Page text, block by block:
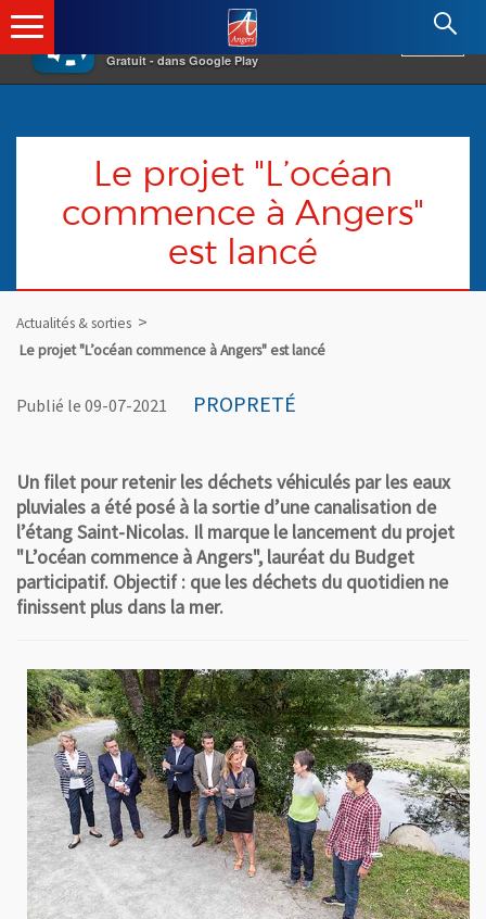
×
Gratuit - dans Google Play
Angers.fr : Retour à l'accueil
Le projet "L’océan
commence à Angers"
est lancé
Actualités & sorties
Le projet "L’océan commence à Angers" est lancé
Publié le 09-07-2021 PROPRETÉ
Un filet pour retenir les déchets véhiculés par les eaux
pluviales a été posé à la sortie d’une canalisation de
l’étang Saint-Nicolas. Il marque le lancement du projet
"L’océan commence à Angers", lauréat du Budget
participatif. Objectif : que les déchets du quotidien ne
finissent plus dans la mer.